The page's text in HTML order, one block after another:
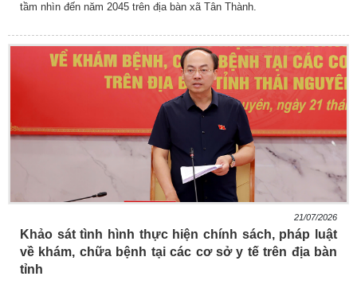
tầm nhìn đến năm 2045 trên địa bàn xã Tân Thành.
21/07/2026
Khảo sát tình hình thực hiện chính sách, pháp luật
về khám, chữa bệnh tại các cơ sở y tế trên địa bàn
tỉnh